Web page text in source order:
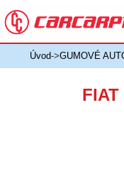
Úvod->GUMOVÉ
FIAT